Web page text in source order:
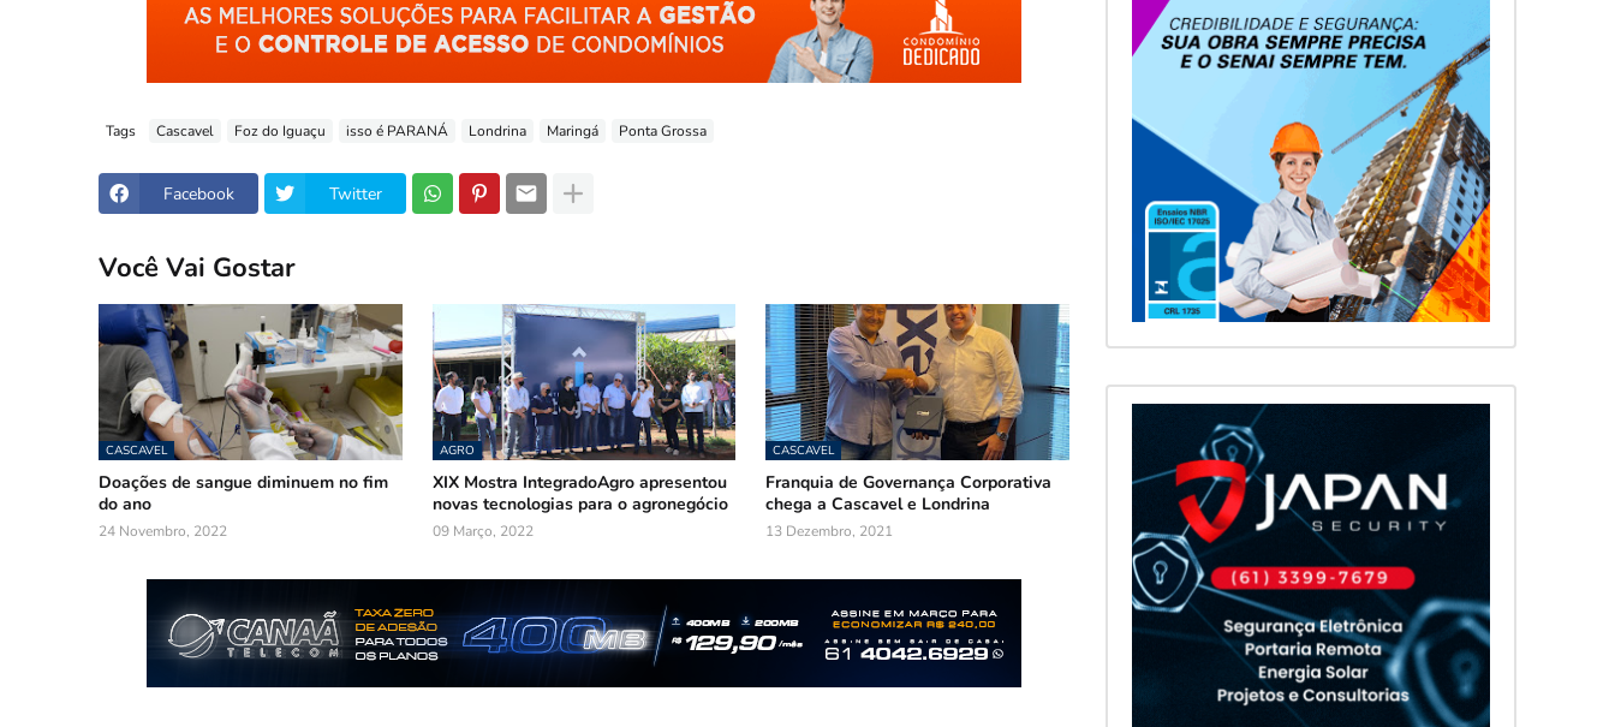
Tags Cascavel Foz do Iguaçu isso é PARANÁ Londrina Maringá Ponta Grossa
Facebook Twitter
Você Vai Gostar
CASCAVEL
Doações de sangue diminuem no fim
do ano
24 Novembro, 2022
AGRO
XIX Mostra IntegradoAgro apresentou
novas tecnologias para o agronegócio
09 Março, 2022
CASCAVEL
Franquia de Governança Corporativa
chega a Cascavel e Londrina
13 Dezembro, 2021